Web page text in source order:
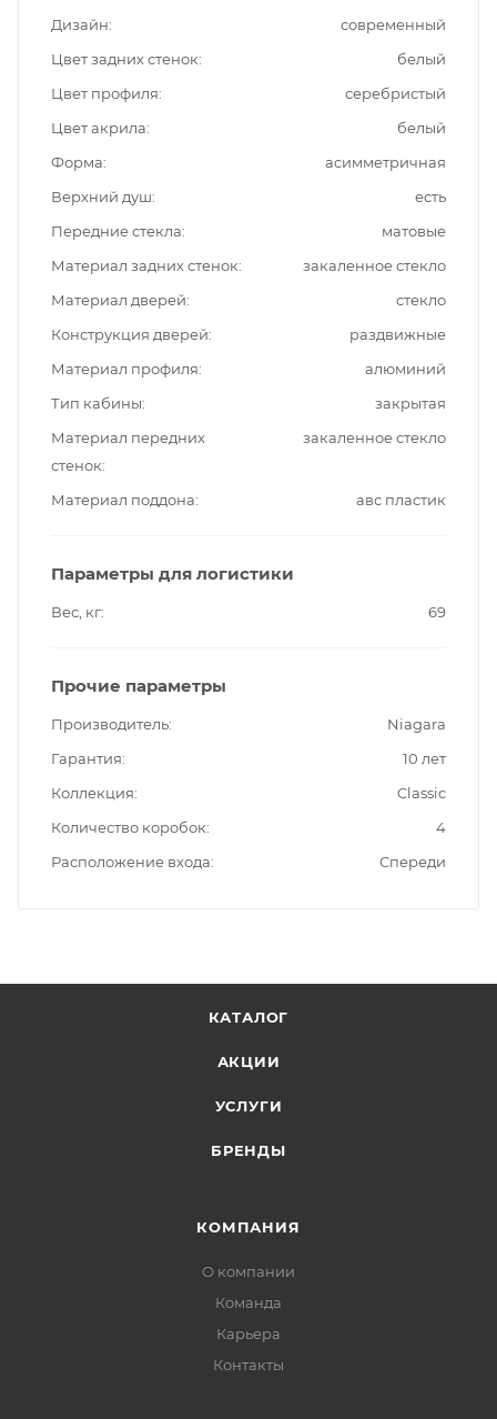
Дизайн
современный
Цвет задних стенок
белый
Цвет профиля
серебристый
Цвет акрила
белый
Форма
асимметричная
Верхний душ
есть
Передние стекла
матовые
Материал задних стенок
закаленное стекло
Материал дверей
стекло
Конструкция дверей
раздвижные
Материал профиля
алюминий
Тип кабины
закрытая
Материал передних
стенок
закаленное стекло
Материал поддона авс пластик
Параметры для логистики
Вес, кг 69
Прочие параметры
Производитель
Niagara
Гарантия
10 лет
Коллекция
Classic
Количество коробок
4
Расположение входа
Спереди
КАТАЛОГ
АКЦИИ
УСЛУГИ
БРЕНДЫ
КОМПАНИЯ
О компании
Команда
Карьера
Контакты